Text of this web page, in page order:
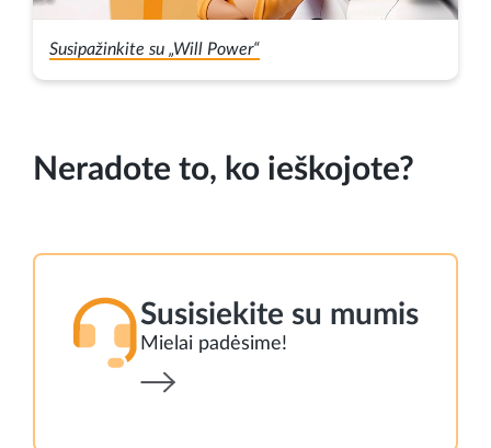
Susipažinkite su „Will Power“
Neradote to, ko ieškojote?
Susisiekite su mumis
Mielai padėsime!